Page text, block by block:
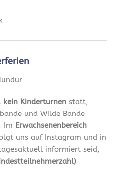
kein Kinderturnen statt,
und Wilde Bande
Im Erwachsenenbereich
uns auf Instagram und in
informiert seid,